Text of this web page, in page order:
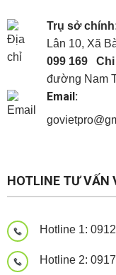
Trụ sở
Lân 10, Xã
099 169
đường Nam
Email:
HOTLINE TƯ VẤN
Hotline 1:
Hotline 2: